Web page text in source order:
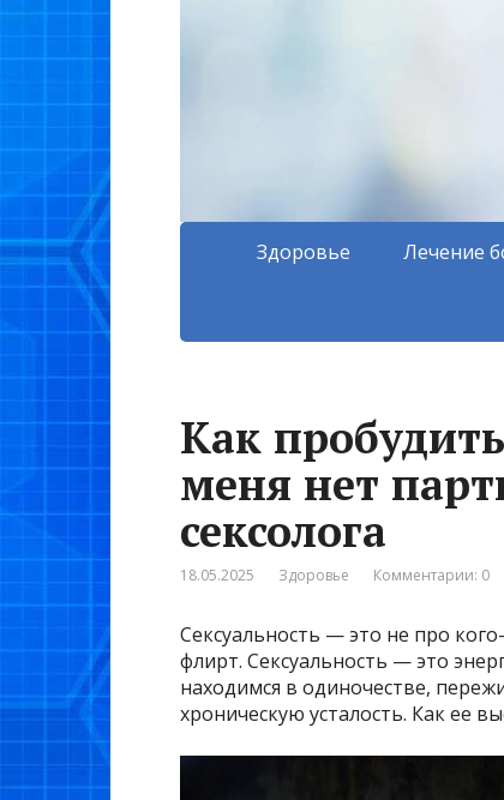
Здоровье Лечение
Как
меня нет
сексолога
18.05.2025 Здоровье Комментарии: 0
Сексуальность — это не про
флирт. Сексуальность — это
находимся в одиночестве,
хроническую усталость. Как ее